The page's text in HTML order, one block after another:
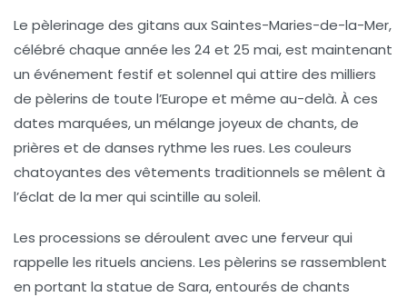
Le pèlerinage des gitans auxSaintes-Maries-de-la-Mer,
célébré chaque année les 24 et 25 mai, est maintenant
un événement festif et solennel qui attire des milliers
de pèlerins de toute l’Europe et même au-delà. À ces
dates marquées, un mélange joyeux de chants, de
prières et de danses rythme les rues. Les couleurs
chatoyantes des vêtements traditionnels se mêlent à
l’éclat de la mer qui scintille au soleil.
Les processions se déroulent avec une ferveur qui
rappelle les rituels anciens. Les pèlerins se rassemblent
en portant la statue de Sara, entourés de chants